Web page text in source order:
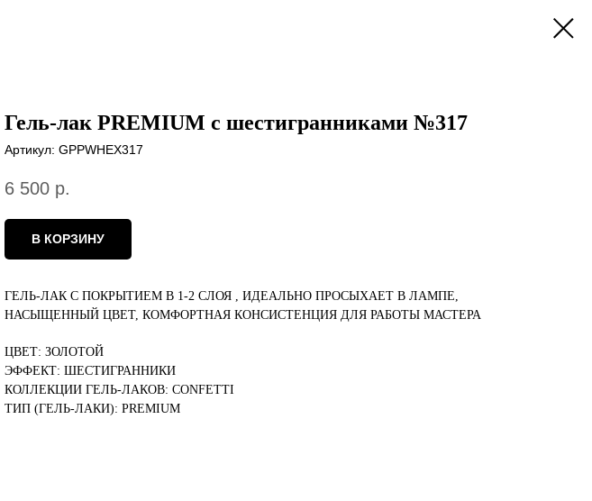
Гель-лак PREMIUM с шестигранниками №317
Артикул: GPPWHEX317
6 500 р.
В КОРЗИНУ
ГЕЛЬ-ЛАК С ПОКРЫТИЕМ В 1-2 СЛОЯ , ИДЕАЛЬНО ПРОСЫХАЕТ В ЛАМПЕ,
НАСЫЩЕННЫЙ ЦВЕТ, КОМФОРТНАЯ КОНСИСТЕНЦИЯ ДЛЯ РАБОТЫ МАСТЕРА
ЦВЕТ: ЗОЛОТОЙ
ЭФФЕКТ: ШЕСТИГРАННИКИ
КОЛЛЕКЦИИ ГЕЛЬ-ЛАКОВ: CONFETTI
ТИП (ГЕЛЬ-ЛАКИ): PREMIUM